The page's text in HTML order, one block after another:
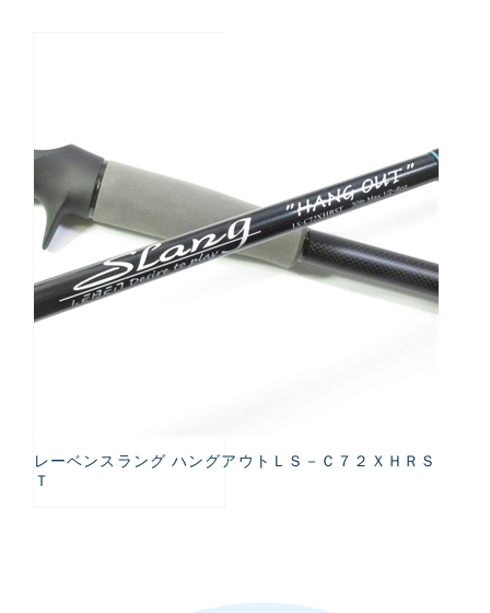
レーベンスラング ハングアウトＬＳ－Ｃ７２ＸＨＲＳ
Ｔ